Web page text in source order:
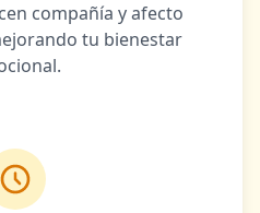
compañía y afecto
tu bienestar